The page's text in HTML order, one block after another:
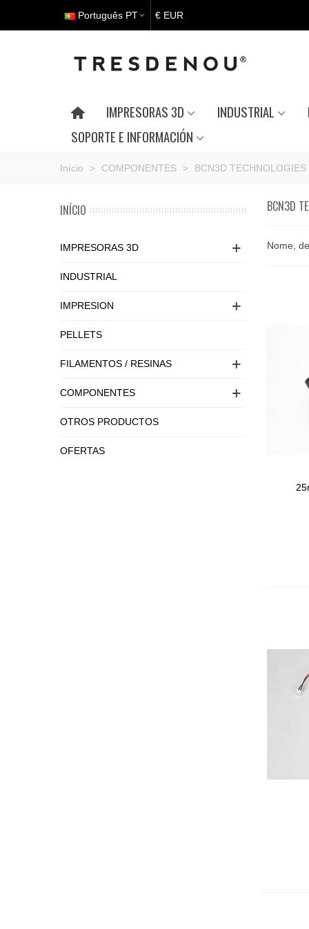
Português PT € EUR
IMPRESORAS 3D INDUSTRIAL
SOPORTE E INFORMACIÓN
Início > COMPONENTES > BCN3D TECHNOLOGIES
INÍCIO
IMPRESORAS 3D
INDUSTRIAL
IMPRESION
PELLETS
FILAMENTOS / RESINAS
COMPONENTES
OTROS PRODUCTOS
OFERTAS
BCN3D
Nome,